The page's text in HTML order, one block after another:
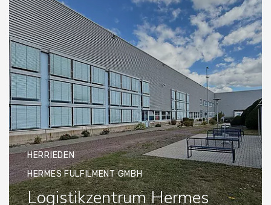
HERRIEDEN
HERMES FULFILMENT GMBH
Logistikzentrum Hermes